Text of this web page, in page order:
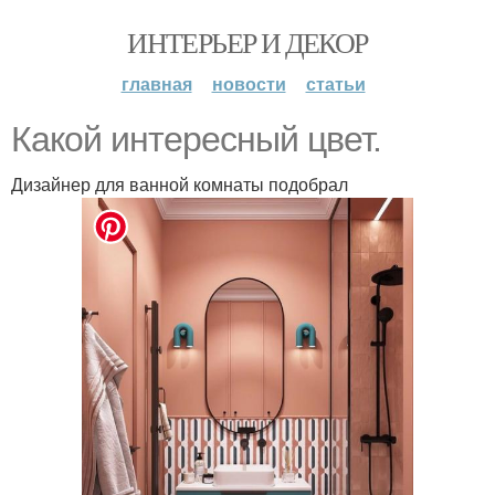
ИНТЕРЬЕР И ДЕКОР
главная новости статьи
Какой интересный цвет.
Дизайнер для ванной комнаты подобрал